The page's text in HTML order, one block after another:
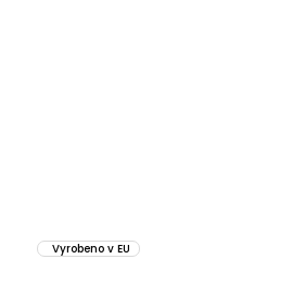
Vyrobeno v EU